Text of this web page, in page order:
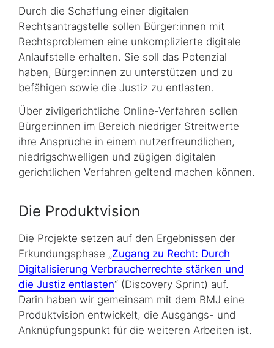
Durch die Schaffung einer digitalen
Rechtsantragstelle sollen Bürger:innen mit
Rechtsproblemen eine unkomplizierte digitale
Anlaufstelle erhalten. Sie soll das Potenzial
haben, Bürger:innen zu unterstützen und zu
befähigen sowie die Justiz zu entlasten.
Über zivilgerichtliche Online-Verfahren sollen
Bürger:innen im Bereich niedriger Streitwerte
ihre Ansprüche in einem nutzerfreundlichen,
niedrigschwelligen und zügigen digitalen
gerichtlichen Verfahren geltend machen können.
Die Produktvision
Die Projekte setzen auf den Ergebnissen der
Erkundungsphase „Zugang zu Recht: Durch
Digitalisierung Verbraucherrechte stärken und
die Justiz entlasten“ (Discovery Sprint) auf.
Darin haben wir gemeinsam mit dem BMJ eine
Produktvision entwickelt, die Ausgangs- und
Anknüpfungspunkt für die weiteren Arbeiten ist.